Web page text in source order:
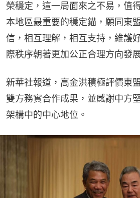
榮穩定，這一局面來之不易，值
本地區最重要的穩定錨，願同東
信，相互理解，相互支持，維護
際秩序朝著更加公正合理方向發
新華社報道，高金洪積極評價東
雙方務實合作成果，並感謝中方
架構中的中心地位。